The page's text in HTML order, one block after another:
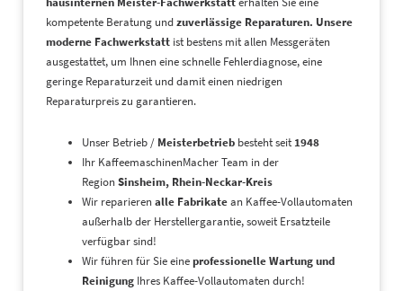
kompetente Beratung undzuverlässige Reparaturen. Unsere
moderne Fachwerkstatt ist bestens mit allen Messgeräten
ausgestattet, um Ihnen eine schnelle Fehlerdiagnose, eine
geringe Reparaturzeit und damit einen niedrigen
Reparaturpreis zu garantieren.
Unser Betrieb / Meisterbetrieb besteht seit 1948
Ihr KaffeemaschinenMacher Team in der
RegionSinsheim, Rhein-Neckar-Kreis
Wir reparierenalle Fabrikatean Kaffee-Vollautomaten
außerhalb der Herstellergarantie, soweit Ersatzteile
verfügbar sind!
Wir führen für Sie eineprofessionelle Wartung und
Reinigung Ihres Kaffee-Vollautomaten durch!